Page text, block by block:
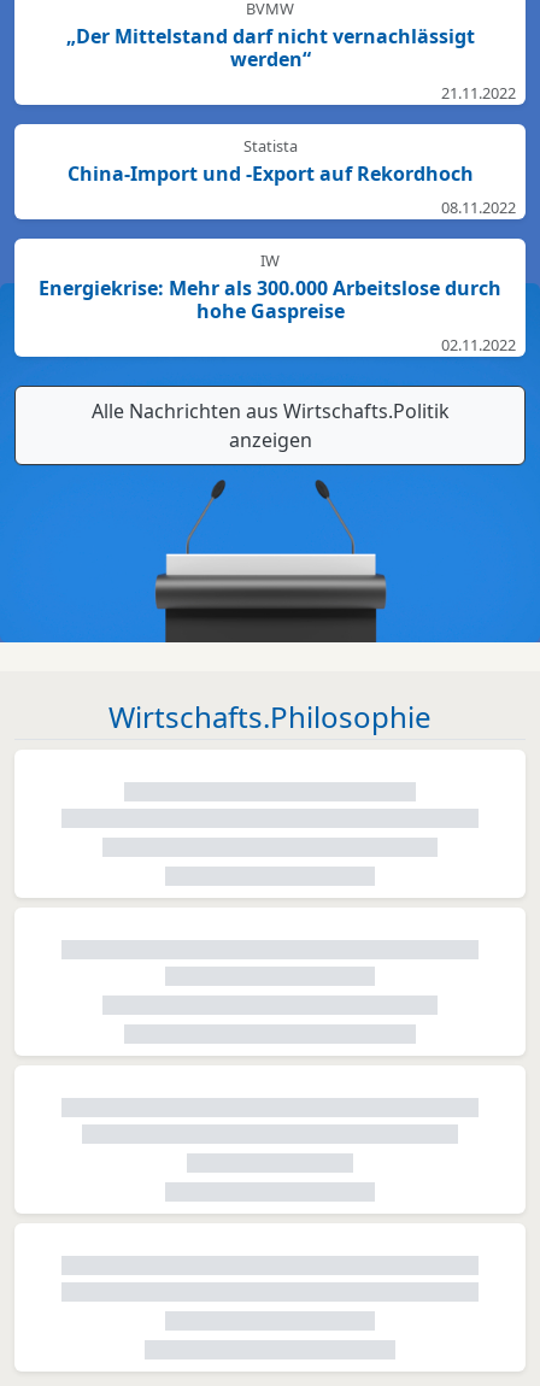
betont: „Die neuesten Bewertungen der DB Netz AG
lassen keinen Zweifel: Das Schienennetz ist in der
nirgendwo sonst in Deutschland. Für den Start des
Deutschlandtick...
BVMW
„Der Mittelstand darf nicht vernachlässigt
werden“
21.11.2022
Statista
China-Import und -Export auf Rekordhoch
08.11.2022
IW
Energiekrise: Mehr als 300.000 Arbeitslose durch
hohe Gaspreise
02.11.2022
Alle Nachrichten aus Wirtschafts.Politik
anzeigen
Wirtschafts.Philosophie